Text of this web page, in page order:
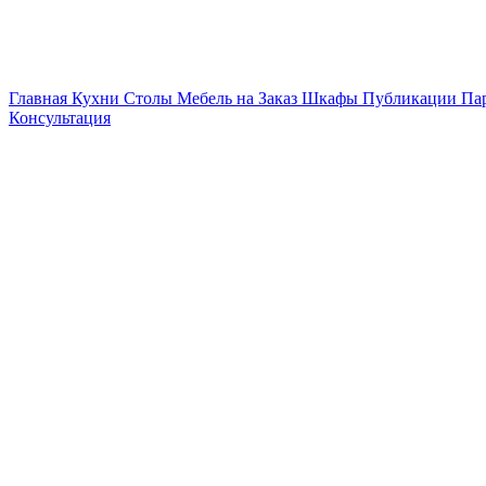
Главная Кухни Столы Мебель на Заказ Шкафы Публикации
Консультация